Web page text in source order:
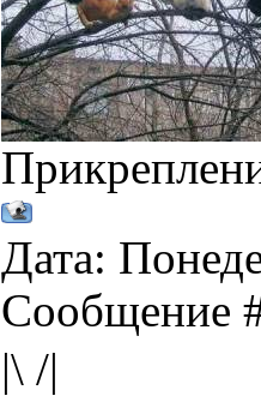
Дата:
Сообщение
|\ /|